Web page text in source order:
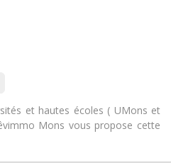
et hautes écoles ( UMons et
Mons vous propose cette
chaleureuse,